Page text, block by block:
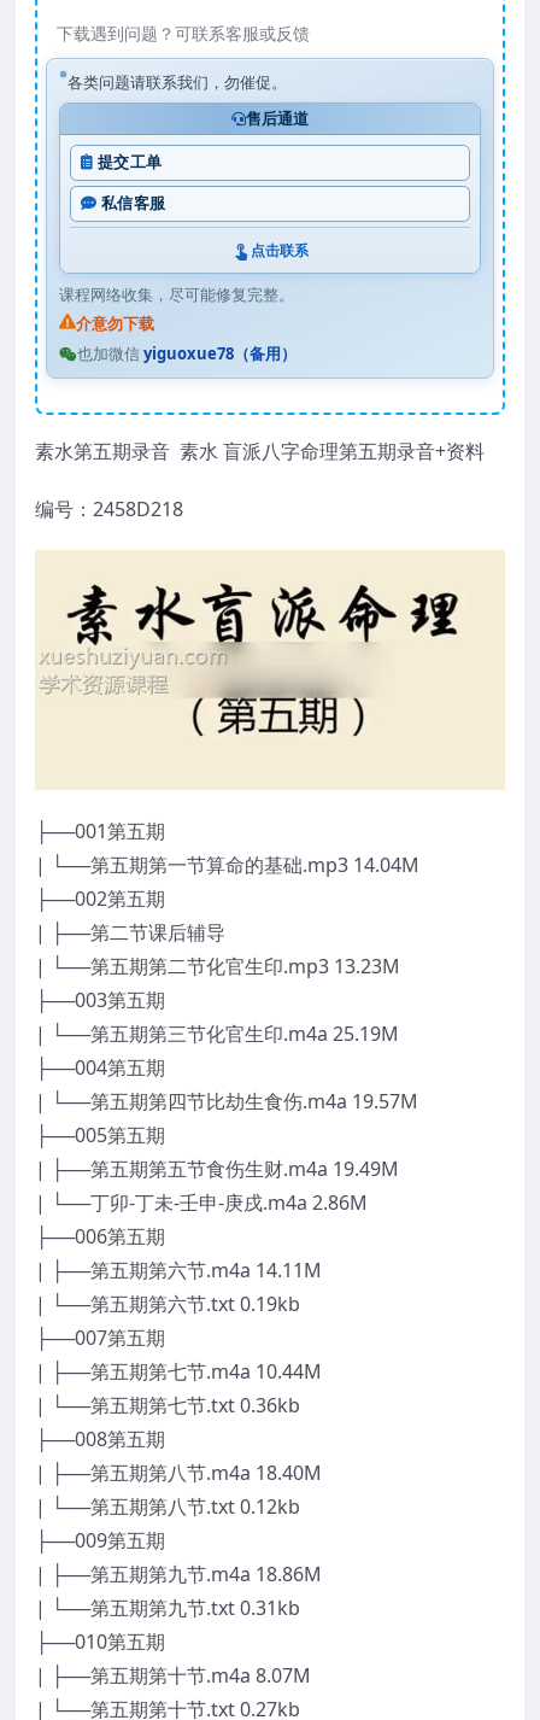
下载遇到问题？可联系客服或反馈
各类问题请联系我们，勿催促。
售后通道
提交工单
私信客服
点击联系
课程网络收集，尽可能修复完整。
介意勿下载
也加微信yiguoxue78（备用）
素水第五期录音 素水 盲派八字命理第五期录音+资料
编号：2458D218
├──001第五期
| └──第五期第一节算命的基础.mp3 14.04M
├──002第五期
| ├──第二节课后辅导
| └──第五期第二节化官生印.mp3 13.23M
├──003第五期
| └──第五期第三节化官生印.m4a 25.19M
├──004第五期
| └──第五期第四节比劫生食伤.m4a 19.57M
├──005第五期
| ├──第五期第五节食伤生财.m4a 19.49M
| └──丁卯-丁未-壬申-庚戌.m4a 2.86M
├──006第五期
| ├──第五期第六节.m4a 14.11M
| └──第五期第六节.txt 0.19kb
├──007第五期
| ├──第五期第七节.m4a 10.44M
| └──第五期第七节.txt 0.36kb
├──008第五期
| ├──第五期第八节.m4a 18.40M
| └──第五期第八节.txt 0.12kb
├──009第五期
| ├──第五期第九节.m4a 18.86M
| └──第五期第九节.txt 0.31kb
├──010第五期
| ├──第五期第十节.m4a 8.07M
| └──第五期第十节.txt 0.27kb